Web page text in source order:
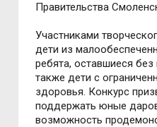
Правительства
Участниками
дети из
ребята, оставшиеся
также дети с
здоровья. Конкурс
поддержать юные
возможность